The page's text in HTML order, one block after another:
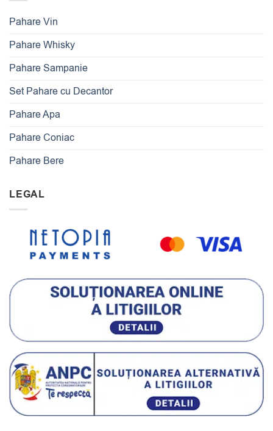
Pahare Vin
Pahare Whisky
Pahare Sampanie
Set Pahare cu Decantor
Pahare Apa
Pahare Coniac
Pahare Bere
LEGAL